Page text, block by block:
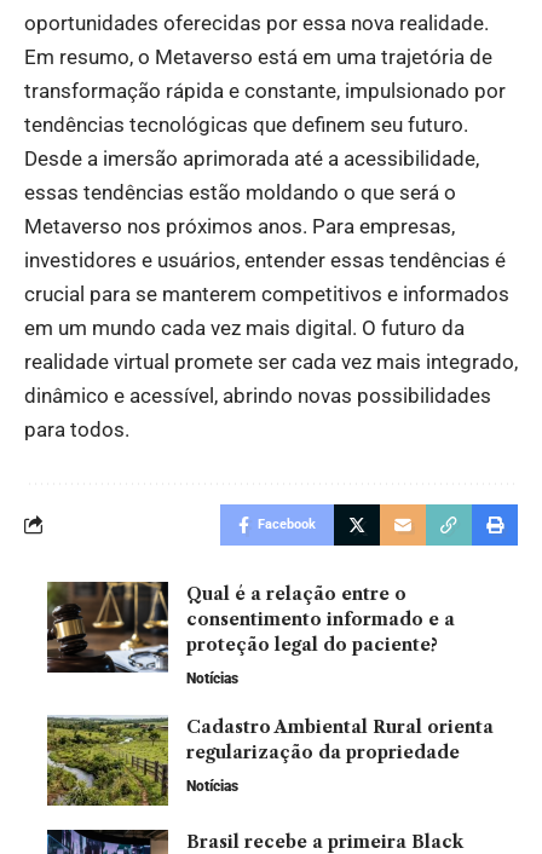
oportunidades oferecidas por essa nova realidade.
Em resumo, o Metaverso está em uma trajetória de
transformação rápida e constante, impulsionado por
tendências tecnológicas que definem seu futuro.
Desde a imersão aprimorada até a acessibilidade,
essas tendências estão moldando o que será o
Metaverso nos próximos anos. Para empresas,
investidores e usuários, entender essas tendências é
crucial para se manterem competitivos e informados
em um mundo cada vez mais digital. O futuro da
realidade virtual promete ser cada vez mais integrado,
dinâmico e acessível, abrindo novas possibilidades
para todos.
Facebook
Qual é a relação entre o
consentimento informado e a
proteção legal do paciente?
Notícias
Cadastro Ambiental Rural orienta
regularização da propriedade
Notícias
Brasil recebe a primeira Black